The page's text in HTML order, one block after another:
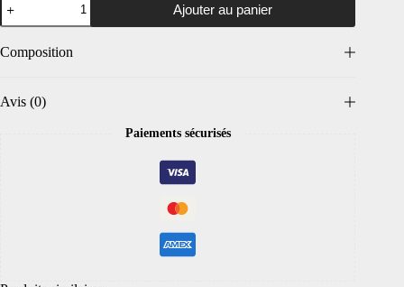
Ajouter au panier
Composition
Avis (0)
Paiements sécurisés